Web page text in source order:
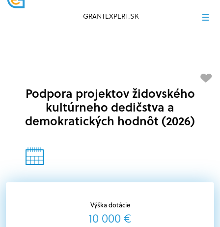
GRANTEXPERT.SK
Výška dotácie
10 000 €
Podpora projektov židovského
kultúrneho dedičstva a
demokratických hodnôt (2026)